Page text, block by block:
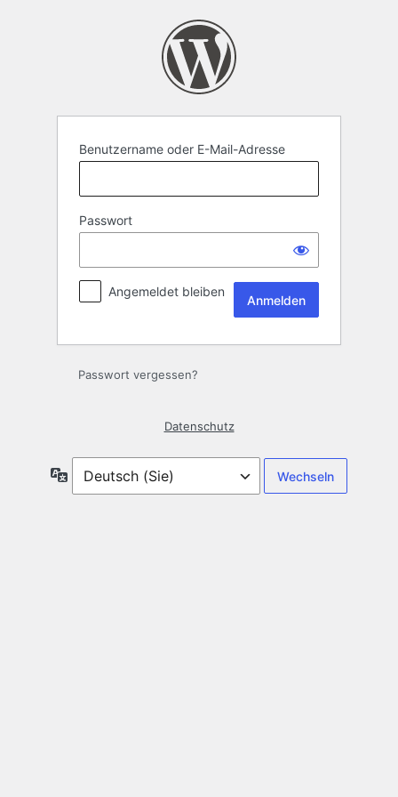
Benutzername oder E-Mail-Adresse
Passwort
Angemeldet bleiben
Passwort vergessen?
Datenschutz
Sprache